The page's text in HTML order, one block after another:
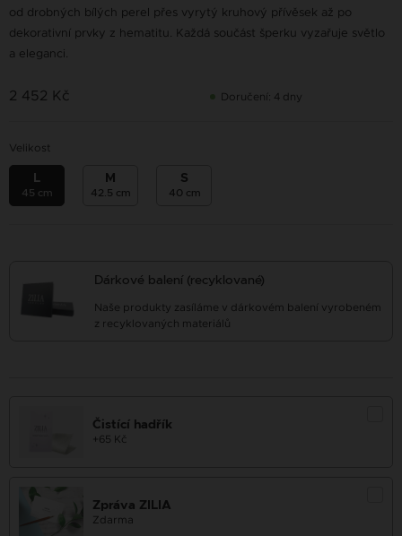
od drobných bílých perel přes vyrytý kruhový přívěsek až po
dekorativní prvky z hematitu. Každá součást šperku vyzařuje světlo
a eleganci.
2 452 Kč Doručení: 4 dny
Velikost
L
45 cm
M
42.5 cm
S
40 cm
Dárkové balení (recyklované)
Naše produkty zasíláme v dárkovém balení vyrobeném
z recyklovaných materiálů
Čistící hadřík
+65 Kč
Zpráva ZILIA
Zdarma